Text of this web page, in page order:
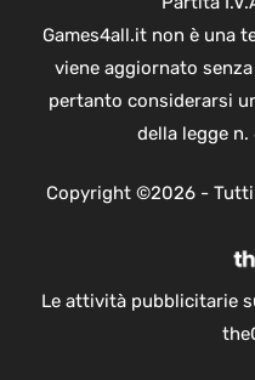
Games4all.it non è una
viene aggiornato
pertanto considerarsi
della legge
Copyright ©2026 -
Le attività pubblicitarie